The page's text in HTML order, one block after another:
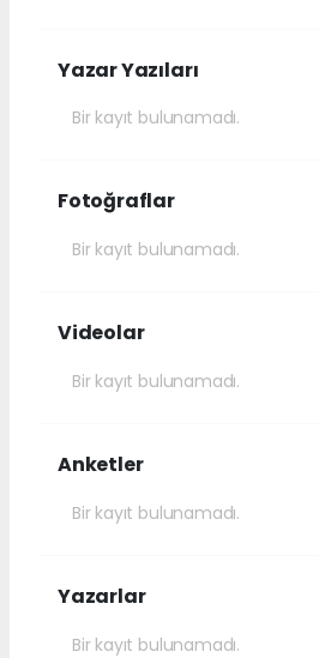
Yazar Yazıları
Bir kayıt bulunamadı.
Fotoğraflar
Bir kayıt bulunamadı.
Videolar
Bir kayıt bulunamadı.
Anketler
Bir kayıt bulunamadı.
Yazarlar
Bir kayıt bulunamadı.